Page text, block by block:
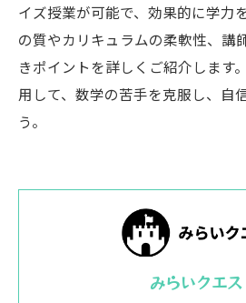
イズ授業が可能で、効果的に学力
の質やカリキュラムの柔軟性、講
きポイントを詳しくご紹介します
用して、数学の苦手を克服し、自
う。
みらいクエス